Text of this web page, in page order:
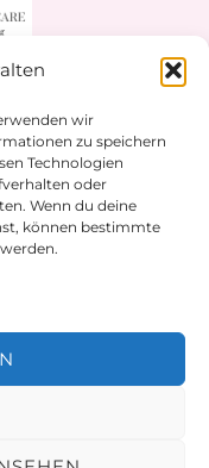
wir
zu speichern
Technologien
oder
Wenn du deine
können bestimmte